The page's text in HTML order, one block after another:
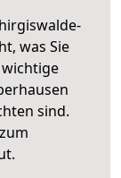
was Sie
sind.